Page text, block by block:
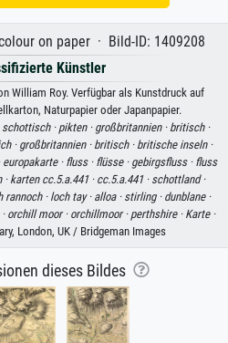
on paper · Bild-ID: 1409208
Künstler
William Roy. Verfügbar als Kunstdruck auf
Naturpapier oder Japanpapier.
· pikten · großbritannien · britisch ·
· großbritannien · britisch · britische inseln ·
europakarte · fluss · flüsse · gebirgsfluss · fluss
· karten cc.5.a.441 · cc.5.a.441 · schottland ·
rannoch ·loch tay · alloa · stirling · dunblane ·
orchill moor · orchillmoor · perthshire · Karte ·
London, UK / Bridgeman Images
dieses Bildes